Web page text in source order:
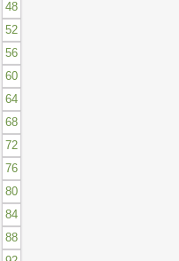
48
52
56
60
64
68
72
76
80
84
88